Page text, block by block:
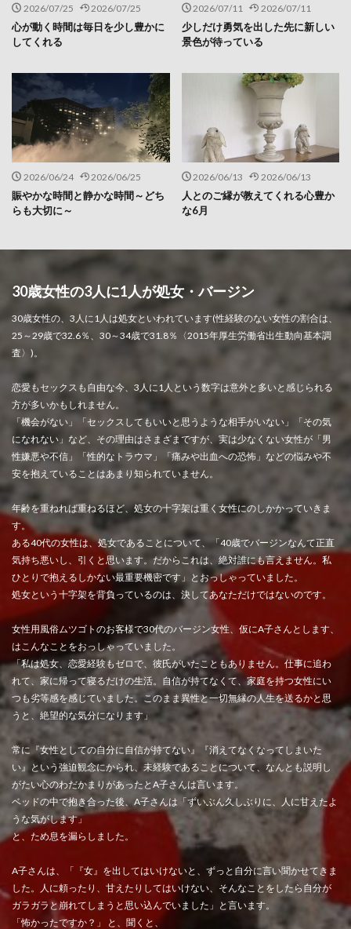
2026/07/25 2026/07/25
心が動く時間は毎日を少し豊かに
してくれる
2026/07/11 2026/07/11
少しだけ勇気を出した先に新しい
景色が待っている
2026/06/24 2026/06/25
賑やかな時間と静かな時間～どち
らも大切に～
2026/06/13 2026/06/13
人とのご縁が教えてくれる心豊か
な6月
30歳女性の3人に1人が処女・バージン
30歳女性の、3人に1人は処女といわれています(性経験のない女性の割合は、
25～29歳で32.6％、30～34歳で31.8％〈2015年厚生労働省出生動向基本調
査〉)。
恋愛もセックスも自由な今、3人に1人という数字は意外と多いと感じられる
方が多いかもしれません。
「機会がない」「セックスしてもいいと思うような相手がいない」「その気
になれない」など、その理由はさまざまですが、実は少なくない女性が「男
性嫌悪や不信」「性的なトラウマ」「痛みや出血への恐怖」などの悩みや不
安を抱えていることはあまり知られていません。
年齢を重ねれば重ねるほど、処女の十字架は重く女性にのしかかっていきま
す。
ある40代の女性は、処女であることについて、「40歳でバージンなんて正直
気持ち悪いし、引くと思います。だからこれは、絶対誰にも言えません。私
ひとりで抱えるしかない最重要機密です」とおっしゃっていました。
処女という十字架を背負っているのは、決してあなただけではないのです。
女性用風俗ムツゴトのお客様で30代のバージン女性、仮にA子さんとします、
はこんなことをおっしゃっていました。
「私は処女、恋愛経験もゼロで、彼氏がいたこともありません。仕事に追わ
れて、家に帰って寝るだけの生活。自信が持てなくて、家庭を持つ女性にい
つも劣等感を感じていました。このまま異性と一切無縁の人生を送るかと思
うと、絶望的な気分になります」
常に『女性としての自分に自信が持てない』『消えてなくなってしまいた
い』という強迫観念にかられ、未経験であることについて、なんとも説明し
がたい心のわだかまりがあったとA子さんは言います。
ベッドの中で抱き合った後、A子さんは「ずいぶん久しぶりに、人に甘えたよ
うな気がします」
と、ため息を漏らしました。
A子さんは、「『女』を出してはいけないと、ずっと自分に言い聞かせてきま
した。人に頼ったり、甘えたりしてはいけない、そんなことをしたら自分が
ガラガラと崩れてしまうと思い込んでいました」と言います。
「怖かったですか？」 と、聞くと、